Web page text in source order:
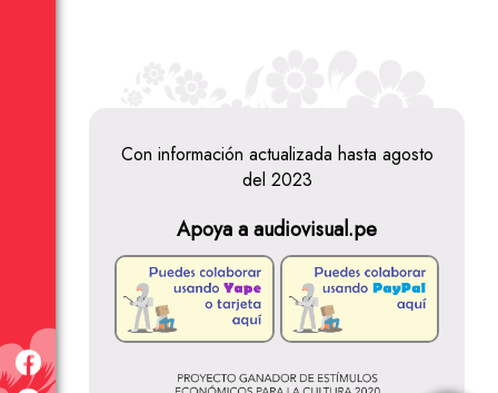
Con información actualizada hasta agosto
del 2023
Apoya a audiovisual.pe